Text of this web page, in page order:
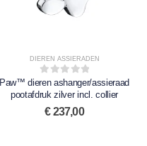
DIEREN ASSIERADEN
0out of 5
Paw™ dieren ashanger/assieraad
pootafdruk zilver incl. collier
€237,00